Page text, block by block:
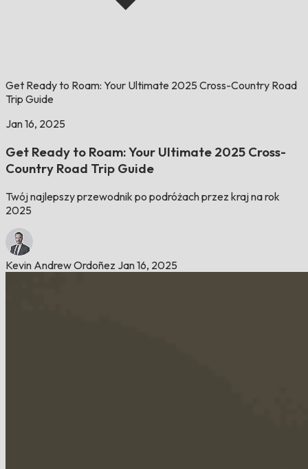
Get Ready to Roam: Your Ultimate 2025 Cross-Country Road
Trip Guide
Jan 16, 2025
Get Ready to Roam: Your Ultimate 2025 Cross-
Country Road Trip Guide
Twój najlepszy przewodnik po podróżach przez kraj na rok
2025
Kevin Andrew Ordoñez Jan 16, 2025